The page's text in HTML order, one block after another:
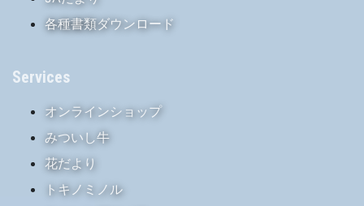
各種書類ダウンロード
Services
オンラインショップ
みついし牛
花だより
トキノミノル